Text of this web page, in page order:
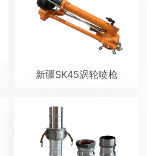
新疆SK45涡轮喷枪